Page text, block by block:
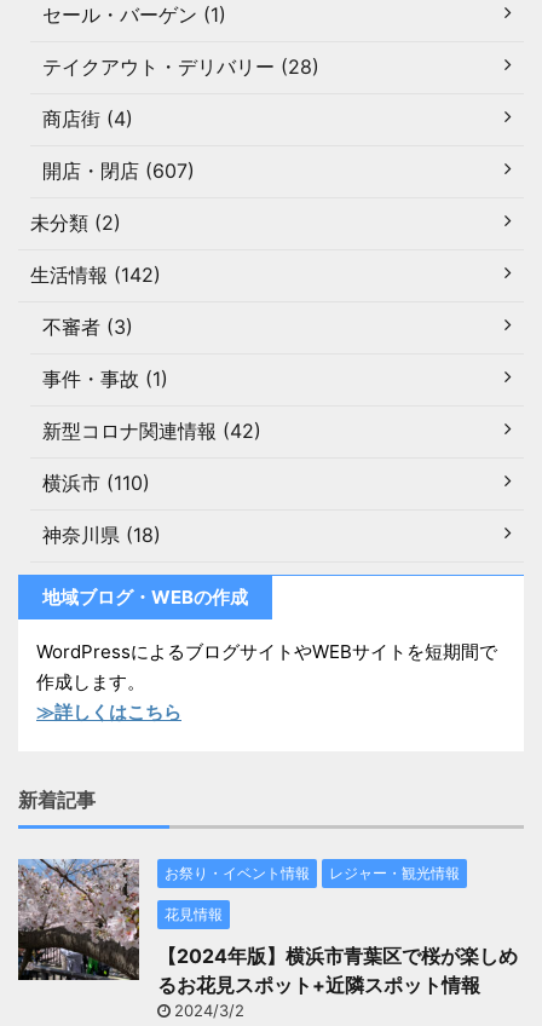
セール・バーゲン (1)
テイクアウト・デリバリー (28)
商店街 (4)
開店・閉店 (607)
未分類 (2)
生活情報 (142)
不審者 (3)
事件・事故 (1)
新型コロナ関連情報 (42)
横浜市 (110)
神奈川県 (18)
地域ブログ・WEBの作成
WordPressによるブログサイトやWEBサイトを短期間で
作成します。
≫詳しくはこちら
新着記事
お祭り・イベント情報 レジャー・観光情報
花見情報
【2024年版】横浜市青葉区で桜が楽しめ
るお花見スポット+近隣スポット情報
2024/3/2